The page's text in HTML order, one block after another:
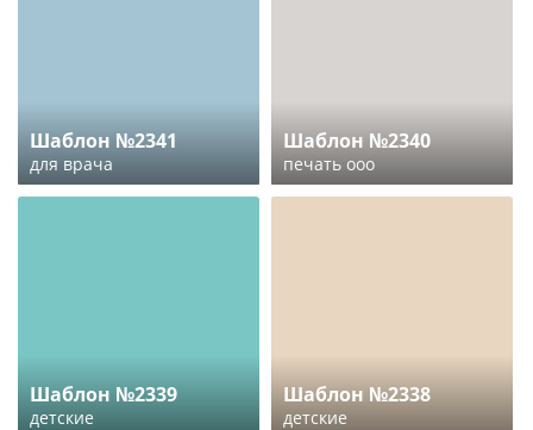
Шаблон №2341
для врача
Шаблон №2340
печать ооо
Шаблон №2339
детские
Шаблон №2338
детские